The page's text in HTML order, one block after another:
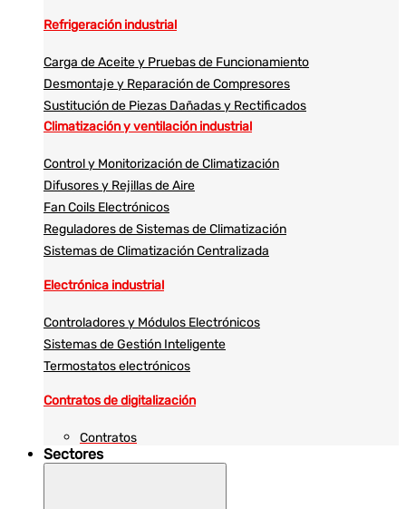
Refrigeración industrial
Carga de Aceite y Pruebas de Funcionamiento
Desmontaje y Reparación de Compresores
Sustitución de Piezas Dañadas y Rectificados
Climatización y ventilación industrial
Control y Monitorización de Climatización
Difusores y Rejillas de Aire
Fan Coils Electrónicos
Reguladores de Sistemas de Climatización
Sistemas de Climatización Centralizada
Electrónica industrial
Controladores y Módulos Electrónicos
Sistemas de Gestión Inteligente
Termostatos electrónicos
Contratos de digitalización
Contratos
Sectores